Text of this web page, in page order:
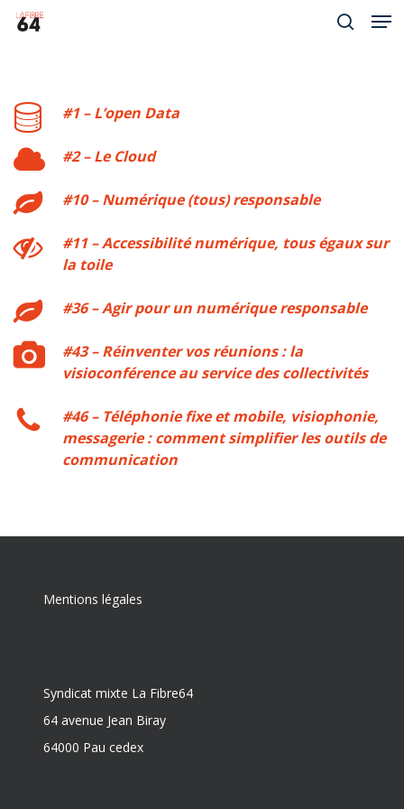
Skip
#1 – L’open Data
#2 – Le Cloud
#10 – Numérique (tous) responsable
#11 – Accessibilité numérique, tous égaux sur
la toile
#36 – Agir pour un numérique responsable
#43 – Réinventer vos réunions : la
visioconférence au service des collectivités
#46 – Téléphonie fixe et mobile, visiophonie,
messagerie : comment simplifier les outils de
communication
Mentions légales
Syndicat mixte La Fibre64
64 avenue Jean Biray
64000 Pau cedex